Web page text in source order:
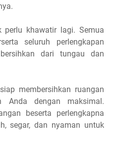
perlu khawatir lagi. Semua
seluruh perlengkapan
dari tungau dan
membersihkan ruangan
Anda dengan maksimal.
beserta perlengkapna
segar, dan nyaman untuk